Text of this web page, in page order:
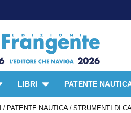
LIBRI PATENTE
/ PATENTE NAUTICA / STRUMENTI DI